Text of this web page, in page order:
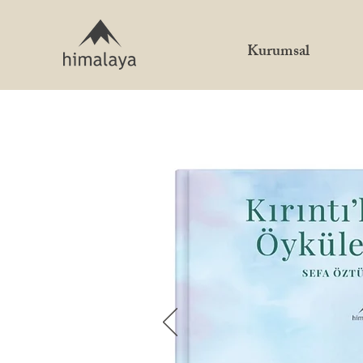
Kurumsal